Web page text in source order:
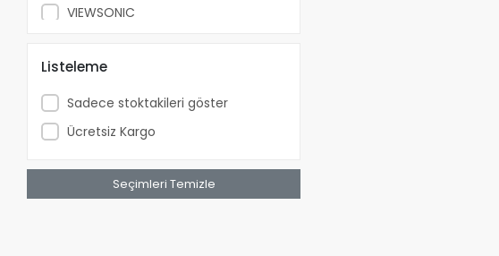
VIEWSONIC
Listeleme
Sadece stoktakileri göster
Ücretsiz Kargo
Seçimleri Temizle